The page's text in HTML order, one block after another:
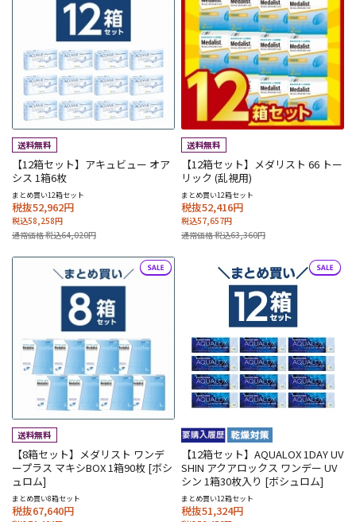
【12箱セット】アキュビュー オア
シス 1箱6枚
まとめ買い12箱セット
税抜52,962円
税込58,258円
通常価格 税込64,020円
【12箱セット】メダリスト 66 トー
リック (乱視用)
まとめ買い12箱セット
税抜52,416円
税込57,657円
通常価格 税込63,360円
【8箱セット】メダリスト ワンデ
ープラス マキシBOX 1箱90枚 [ボシ
ュロム]
まとめ買い8箱セット
税抜67,640円
【12箱セット】AQUALOX 1DAY UV
SHIN アクアロックス ワンデー UV
シン 1箱30枚入り [ボシュロム]
まとめ買い12箱セット
税抜51,324円